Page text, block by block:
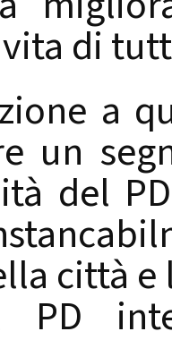
di
a
un
del
città
PD